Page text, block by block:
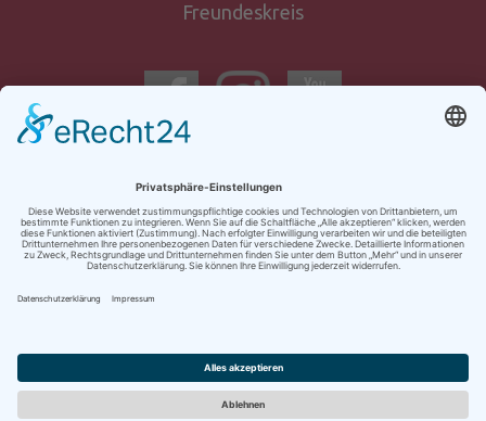
Freundeskreis
anmeldung
Kontakt
Impressum
Datenschutz